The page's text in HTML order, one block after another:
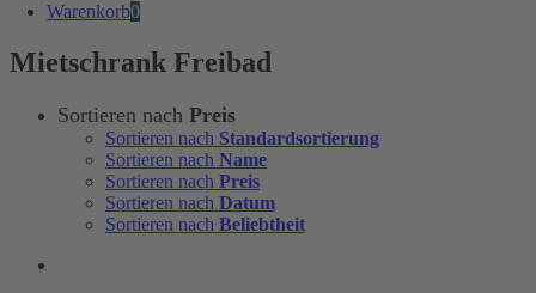
Warenkorb0
Mietschrank Freibad
Sortieren nach Preis
Sortieren nach Standardsortierung
Sortieren nach Name
Sortieren nach Preis
Sortieren nach Datum
Sortieren nach Beliebtheit